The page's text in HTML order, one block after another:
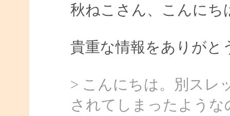
秋ねこさん、こんにち
貴重な情報をありがと
> こんにちは。別スレ
されてしまったよう